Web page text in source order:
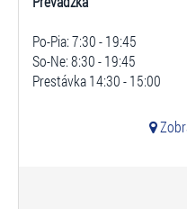
Po-Pia: 7:30 - 19:45
So-Ne: 8:30 - 19:45
Prestávka 14:30 - 15:00